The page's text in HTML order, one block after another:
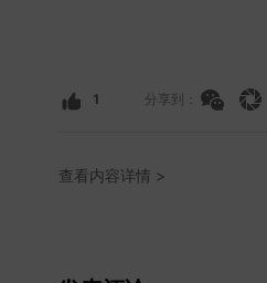
1 分享到：
查看内容详情 >